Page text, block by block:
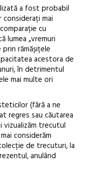
a fost probabil
mai
cu
„vremuri
rămășițele
acestora de
în detrimentul
mai multe ori
(fără a ne
regres sau căutarea
vizualizăm trecutul
considerăm
de trecuturi, la
anulând